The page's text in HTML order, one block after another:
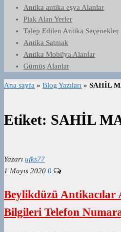
Antika antika eşya Alanlar
Plak Alan Yerler
Talep Edilen Antika Seçenekler
Antika Satmak
Antika Mobilya Alanlar
Gümüş Alanlar
Ana sayfa » Blog Yazıları » SAHİL
Etiket: SAHİL
Yazarı ufks77
1 Mayıs 2020 0
Beylikdüzü Antikacılar
Bilgileri Telefon